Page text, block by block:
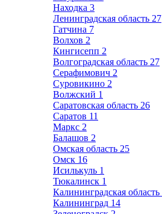
Находка 3
Ленинградская область 27
Гатчина 7
Волхов 2
Кингисепп 2
Волгоградская область 27
Серафимович 2
Суровикино 2
Волжский 1
Саратовская область 26
Саратов 11
Маркс 2
Балашов 2
Омская область 25
Омск 16
Исилькуль 1
Тюкалинск 1
Калининградская область
Калининград 14